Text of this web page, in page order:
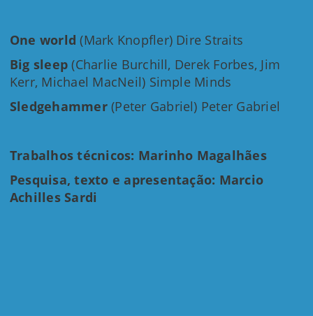
One world (Mark Knopfler) Dire Straits
Big sleep (Charlie Burchill, Derek Forbes, Jim
Kerr, Michael MacNeil) Simple Minds
Sledgehammer(Peter Gabriel) Peter Gabriel
Trabalhos técnicos: Marinho Magalhães
Pesquisa, texto e apresentação: Marcio
Achilles Sardi